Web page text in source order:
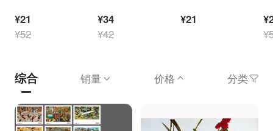
¥21
¥52
¥34
¥42
¥21
综合 销量 价格 分类